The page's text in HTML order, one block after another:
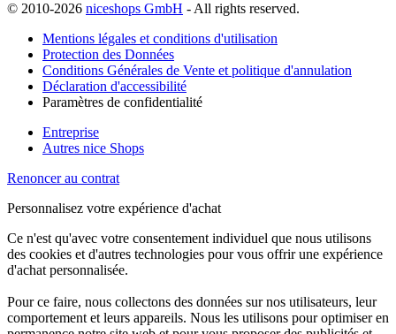
© 2010-2026 niceshops GmbH - All rights reserved.
Mentions légales et conditions d'utilisation
Protection des Données
Conditions Générales de Vente et politique d'annulation
Déclaration d'accessibilité
Paramètres de confidentialité
Entreprise
Autres nice Shops
Renoncer au contrat
Personnalisez votre expérience d'achat
Ce n'est qu'avec votre consentement individuel que nous utilisons
des cookies et d'autres technologies pour vous offrir une expérience
d'achat personnalisée.
Pour ce faire, nous collectons des données sur nos utilisateurs, leur
comportement et leurs appareils. Nous les utilisons pour optimiser en